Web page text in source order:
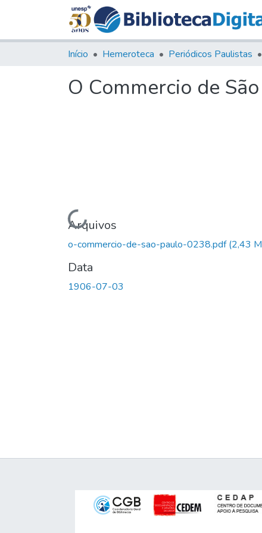
Início Hemeroteca Periódicos Paulistas
O Commercio de
Carregando...
Arquivos
o-commercio-de-sao-paulo-0238.pdf(2,43
Data
1906-07-03